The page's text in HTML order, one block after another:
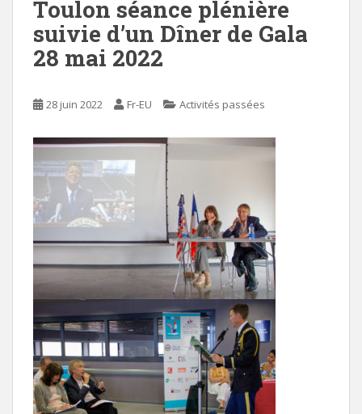
Toulon séance plénière
suivie d’un Dîner de Gala
28 mai 2022
28 juin 2022 Fr-EU Activités passées